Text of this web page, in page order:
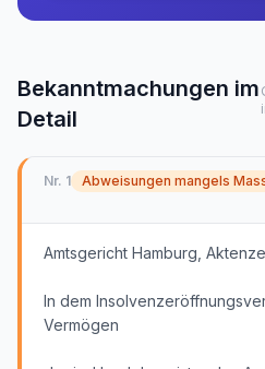
Bekanntmachungen im
Detail
Nr. 1 Abweisungen mangels
Amtsgericht Hamburg,
In dem
Vermögen